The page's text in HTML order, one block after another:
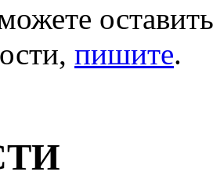
пишите.